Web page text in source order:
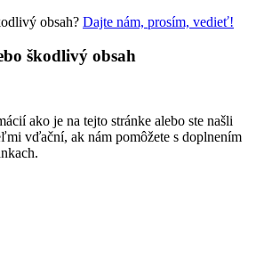
obsah? Dajte nám, prosím, vedieť!
škodlivý obsah
ako je na tejto stránke alebo ste našli
vďační, ak nám pomôžete s doplnením